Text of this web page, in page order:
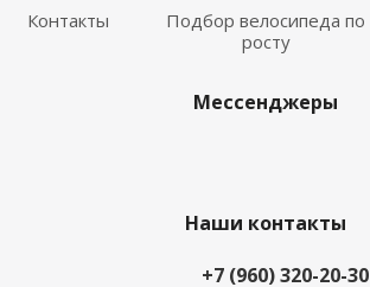
Контакты
Подбор велосипеда по
росту
Мессенджеры
Наши контакты
+7 (960) 320-20-30